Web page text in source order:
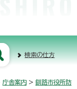
検索の仕方
庁舎案内 > 釧路市役所防